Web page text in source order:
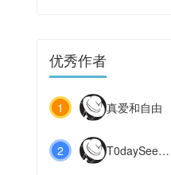
优秀作者
1 真爱和自由
2 T0daySeeker